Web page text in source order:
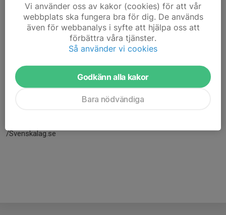
Här hamnar automatiskt de senaste nyheterna på hemsidan. För
att kunna börja administrera hemsidan loggar du in högst upp till
/Svenskalag.se
Vi använder oss av kakor (cookies) för att vår
webbplats ska fungera bra för dig. De används
även för webbanalys i syfte att hjälpa oss att
förbättra våra tjänster.
Så använder vi cookies
Godkänn alla kakor
Bara nödvändiga